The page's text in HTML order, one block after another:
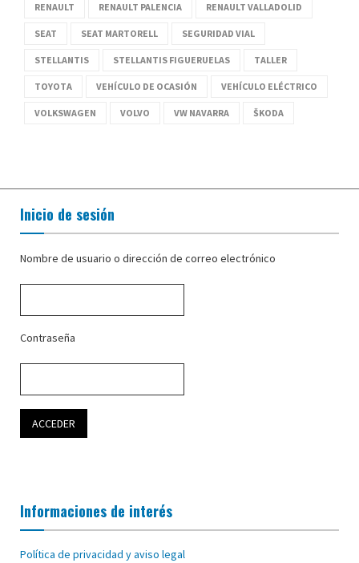
RENAULT RENAULT PALENCIA RENAULT VALLADOLID
SEAT SEAT MARTORELL SEGURIDAD VIAL
STELLANTIS STELLANTIS FIGUERUELAS TALLER
TOYOTA VEHÍCULO DE OCASIÓN VEHÍCULO ELÉCTRICO
VOLKSWAGEN VOLVO VW NAVARRA ŠKODA
Inicio de sesión
Nombre de usuario o dirección de correo electrónico
Contraseña
Informaciones de interés
Política de privacidad y aviso legal